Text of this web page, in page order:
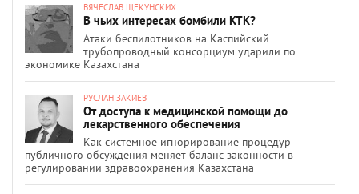
ВЯЧЕСЛАВ ЩЕКУНСКИХ
В чьих интересах бомбили КТК?
Атаки беспилотников на Каспийский
трубопроводный консорциум ударили по
экономике Казахстана
РУСЛАН ЗАКИЕВ
От доступа к медицинской помощи до
лекарственного обеспечения
Как системное игнорирование процедур
публичного обсуждения меняет баланс законности в
регулировании здравоохранения Казахстана